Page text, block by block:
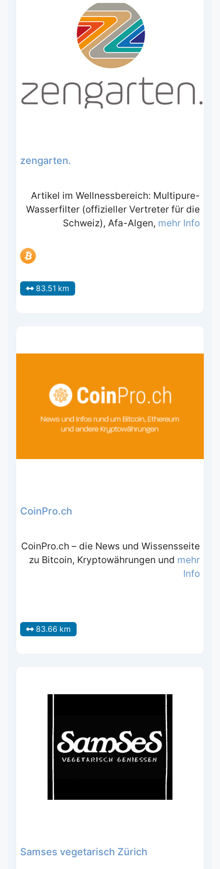
zengarten.
Artikel im Wellnessbereich: Multipure-
Wasserfilter (offizieller Vertreter für die
Schweiz), Afa-Algen, mehr Info
83.51 km
CoinPro.ch
CoinPro.ch – die News und Wissensseite
zu Bitcoin, Kryptowährungen und mehr
Info
83.66 km
Samses vegetarisch Zürich